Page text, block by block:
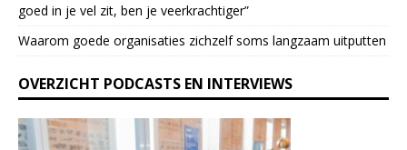
a
v
t
h
i
s
goed in je vel zit, ben je veerkrach­tiger”
Waarom goede organisaties zichzelf soms langzaam uitputten
OVERZICHT PODCASTS EN INTERVIEWS